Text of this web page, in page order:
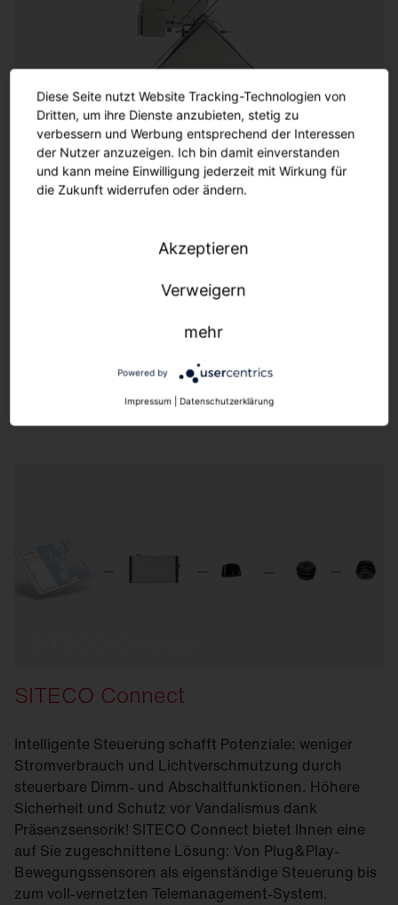
Customization
Customization
Wo die Variantenvielfalt des Katalogs endet, beginnt
die fast unendliche Varianz der Customization-
Team an Designern und Ingenieuren ein breites
Spektrum an Optionen für maßgeschneiderte
Lösungen. Made in Germany ermöglicht uns
zusätzliche Flexibilität und Geschwindigkeit.
Wir leben Kundennähe durch Flexibilität &
Geschwindigkeit.
SITECO Connect
Intelligente Steuerung schafft Potenziale: weniger
Stromverbrauch und Lichtverschmutzung durch
steuerbare Dimm- und Abschaltfunktionen. Höhere
Sicherheit und Schutz vor Vandalismus dank
Präsenzsensorik! SITECO Connect bietet Ihnen eine
auf Sie zugeschnittene Lösung: Von Plug&Play-
Bewegungssensoren als eigenständige Steuerung bis
zum voll-vernetzten Telemanagement-System.
Diese Seite nutzt Website Tracking-Technologien von
Dritten, um ihre Dienste anzubieten, stetig zu
verbessern und Werbung entsprechend der Interessen
der Nutzer anzuzeigen. Ich bin damit einverstanden
und kann meine Einwilligung jederzeit mit Wirkung für
die Zukunft widerrufen oder ändern.
Akzeptieren
Verweigern
mehr
Powered by
Impressum Datenschutzerklärung